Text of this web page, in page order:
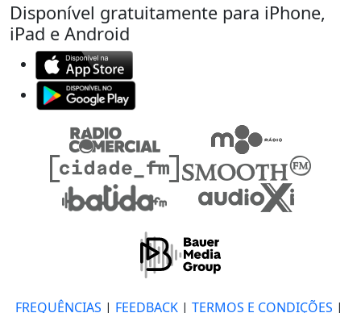
Disponível gratuitamente para iPhone,
iPad e Android
FREQUÊNCIAS | FEEDBACK| TERMOS E CONDIÇÕES |